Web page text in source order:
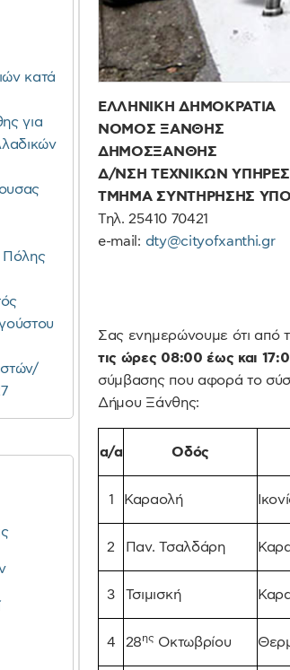
ΕΛΛΗΝΙΚΗ ΔΗΜΟΚΡΑΤΙΑ
ΝΟΜΟΣ ΞΑΝΘΗΣ
ΔΗΜΟΣΞΑΝΘΗΣ
Δ/ΝΣΗ ΤΕΧΝΙΚΩΝ
ΤΜΗΜΑ ΣΥΝΤΗΡΗΣΗΣ
Τηλ. 25410 70421
e-mail: dty@cityofxanthi.gr
Σας ενημερώνουμε ότι από
τις ώρες 08:00 έως και
σύμβασης που αφορά το
Δήμου Ξάνθης:
α/α Οδός
1 Καραολή
2 Παν. Τσαλδάρη
3 Τσιμισκή
4 28ης Οκτωβρίου
κατά
για
Πόλης